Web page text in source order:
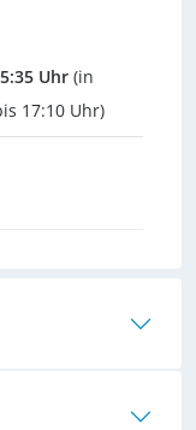
Uhr (in
17:10 Uhr)